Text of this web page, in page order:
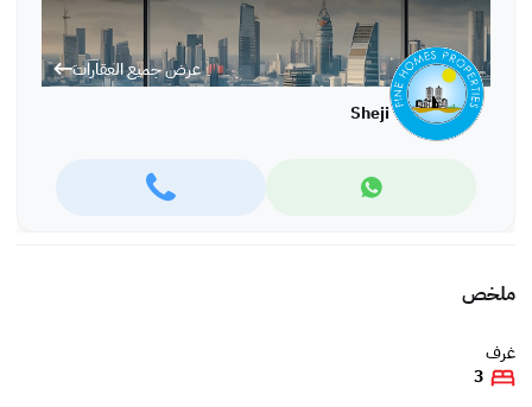
عرض جميع العقارات
Sheji
ملخص
غرف
3